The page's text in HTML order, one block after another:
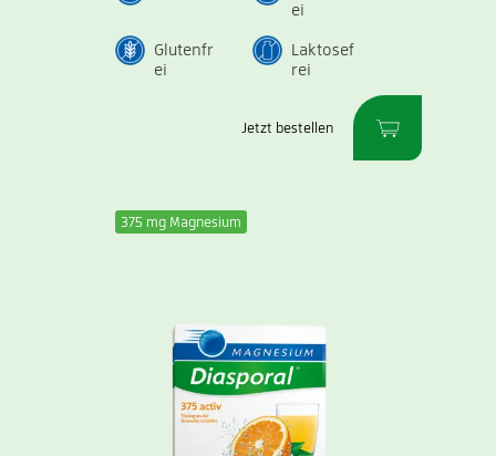
ei
Glutenfr
ei
Laktosef
rei
Jetzt bestellen
375 mg Magnesium